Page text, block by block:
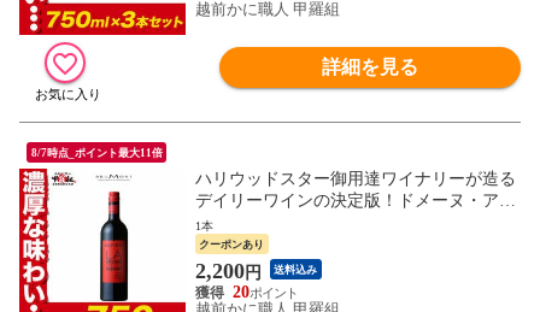
越前かに職人 甲羅組
詳細を見る
8/7時点_ポイント最大11倍
ハリウッドスター御用達ワイナリーが造る
デイリーワインの決定版！ドメーヌ・アラ
ン・ブリュモン ガスコーニュ ルージュ 送
料無料 フランス 赤ワイン ミディアムボデ
ィ タナ メルロー お祝い ギフト 御中元 お
中元 残暑見舞い 夏ギフト
1本
クーポンあり
2,200円 送料込み
20